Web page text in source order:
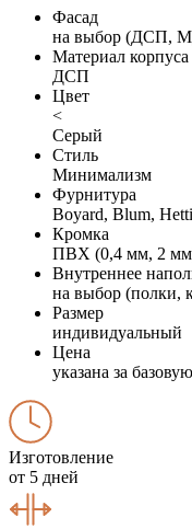
Фасад
на выбор (ДСП,
Материал корпуса
ДСП
Цвет
<
Серый
Стиль
Минимализм
Фурнитура
Boyard, Blum,
Кромка
ПВХ (0,4 мм, 2
Внутреннее
на выбор (полки,
Размер
индивидуальный
Цена
указана за
Изготовление
от 5 дней